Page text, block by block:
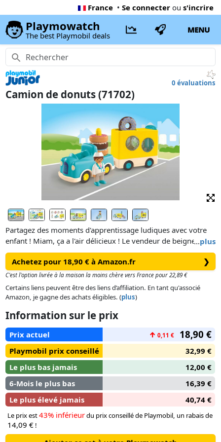
France • Se connecter ou s'incrire
Playmowatch
The best Playmobil deals
MENU
0 évaluations
Camion de donuts (71702)
…plus
Partagez des moments d'apprentissage ludiques avec votre
enfant ! Miam, ça a l'air délicieux ! Le vendeur de beignets
prend la route avec son camion à beignets pour satisfaire les
gourmands affamés avec des beignets frais. Avec cet
ensemble, votre enfant peut vivre la joie de la vente,
apprendre les couleurs et tester ses compétences motrices
fines tout en les triant.
Achetez pour 18,90 € à Amazon.fr ❯
C'est l'option livrée à la maison la moins chère vers France pour 22,89 €
Certains liens peuvent être des liens d’affiliation. En tant qu'associé
Amazon, je gagne des achats éligibles. (plus)
Information sur le prix
Prix actuel ↑ 0,11 € 18,90 €
Playmobil prix conseillé
32,99 €
Le plus bas jamais
12,00 €
6-Mois le plus bas
16,39 €
Le plus élevé jamais
40,74 €
Le prix est43% inférieurdu prix conseillé de Playmobil, un rabais de
14,09 € !